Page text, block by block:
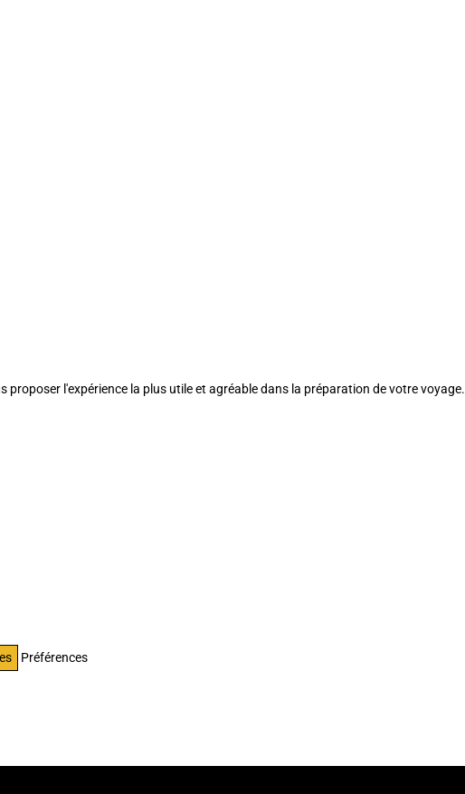
l'expérience la plus utile et agréable dans la préparation de votre voyage.
Préférences